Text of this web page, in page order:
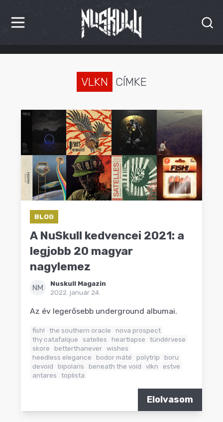
HÍREK
INTERJÚK
PREMIEREK
KULT
MÁSVILÁG
BLOG
VLKN CÍMKE
BLOG
A NuSkull kedvencei 2021: a
legjobb 20 magyar
nagylemez
NM
Nuskull Magazin
2022. január 24.
Az év legerősebb underground albumai.
fish! the southern oracle
nova prospect
thy catafalque
satelles heartlapse
tündérvese
skore
betterthanever wishes
heedless elegance
bodor máté polytrip
boru
devoid
bipolaris beneath the void vlkn
estve
antares
toplista
Elolvasom